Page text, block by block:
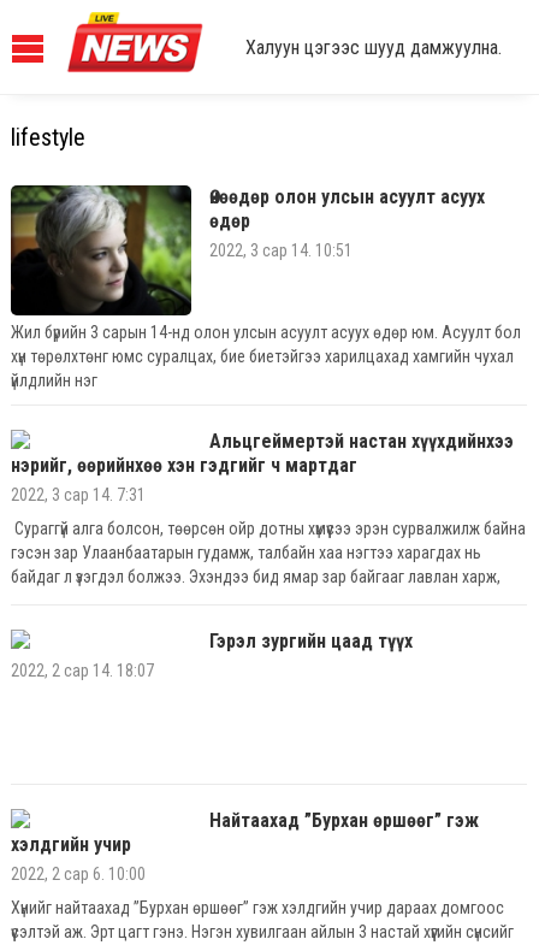
Халуун цэгээс шууд дамжуулна.
lifestyle
Өнөөдөр олон улсын асуулт асуух
өдөр
2022, 3 сар 14. 10:51
Жил бүрийн 3 сарын 14-нд олон улсын асуулт асуух өдөр юм. Асуулт бол
хүн төрөлхтөнг юмс суралцах, бие биетэйгээ харилцахад хамгийн чухал
үйлдлийн нэг
Альцгеймертэй настан хүүхдийнхээ
нэрийг, өөрийнхөө хэн гэдгийг ч мартдаг
2022, 3 сар 14. 7:31
Сураггүй алга болсон, төөрсөн ойр дотны хүмүүсээ эрэн сурвалжилж байна
гэсэн зар Улаанбаатарын гудамж, талбайн хаа нэгтээ харагдах нь
байдаг л үзэгдэл болжээ. Эхэндээ бид ямар зар байгааг лавлан харж,
Гэрэл зургийн цаад түүх
2022, 2 сар 14. 18:07
Найтаахад ”Бурхан өршөөг” гэж
хэлдгийн учир
2022, 2 сар 6. 10:00
Хүнийг найтаахад ”Бурхан өршөөг” гэж хэлдгийн учир дараах домгоос
үүсэлтэй аж. Эрт цагт гэнэ. Нэгэн хувилгаан айлын 3 настай хүүгийн сүнсийг